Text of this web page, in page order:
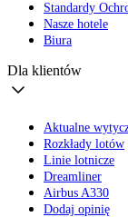
Standardy
Nasze hotele
Biura
Dla klientów
Aktualne
Rozkłady lotów
Linie lotnicze
Dreamliner
Airbus A330
Dodaj opinię